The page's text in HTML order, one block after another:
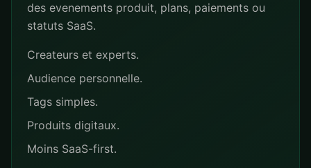
des evenements produit, plans, paiements ou
statuts SaaS.
Createurs et experts.
Audience personnelle.
Tags simples.
Produits digitaux.
Moins SaaS-first.